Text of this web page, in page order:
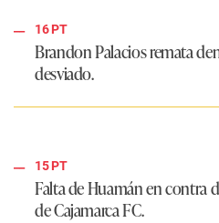
16 PT
Brandon Palacios remata
desviado.
15 PT
Falta de Huamán en contra
de Cajamarca FC.